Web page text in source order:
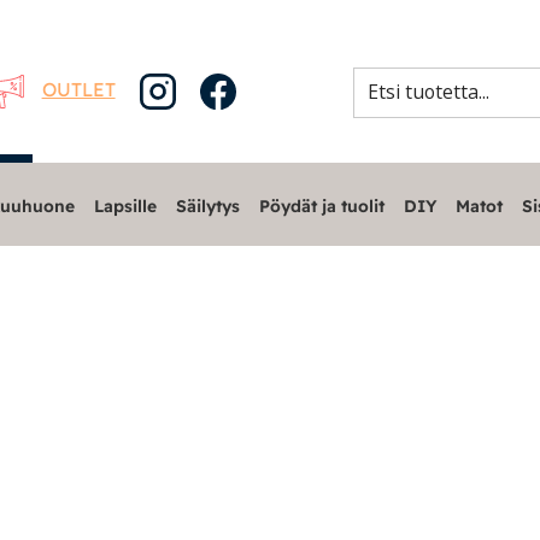
OUTLET
Lapsille Säilytys Pöydät ja tuolit DIY Matot